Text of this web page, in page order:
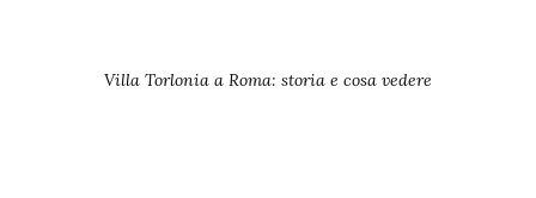
Villa Torlonia a Roma: storia e cosa vedere